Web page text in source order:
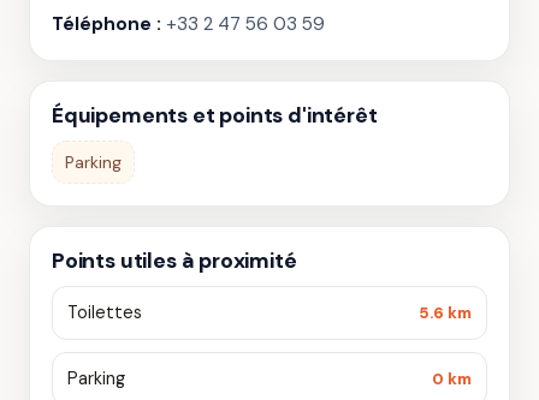
Téléphone : +33 2 47 56 03 59
Équipements et points d'intérêt
Parking
Points utiles à proximité
Toilettes 5.6 km
Parking 0 km